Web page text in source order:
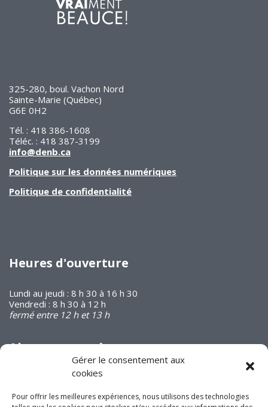
Gérer le consentement aux
cookies
Pour offrir les meilleures expériences, nous utilisons des technologies
325-280, boul. Vachon Nord
Sainte-Marie (Québec)
G6E 0H2
Tél. : 418 386-1608
Téléc. : 418 387-3199
info@denb.ca
Politique sur les données numériques
Politique de confidentialité
Heures d'ouverture
Lundi au jeudi : 8 h 30 à 16 h 30
Vendredi : 8 h 30 à 12 h
fermé entre 12 h et 13 h
Abonnez-vous à
notre infolettre